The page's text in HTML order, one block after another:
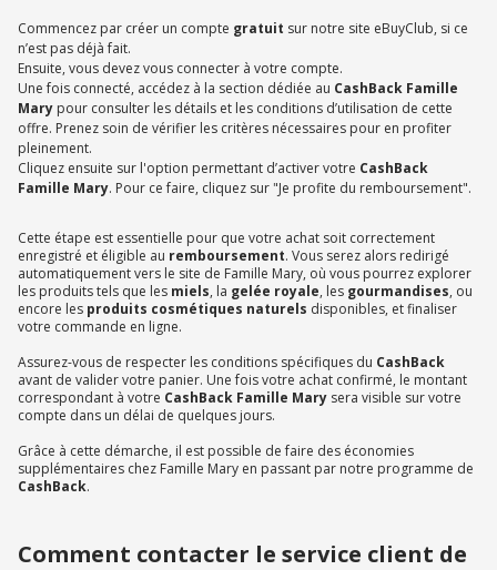
Commencez par créer un compte gratuit sur notre site eBuyClub, si ce
n’est pas déjà fait.
Ensuite, vous devez vous connecter à votre compte.
Une fois connecté, accédez à la section dédiée au CashBack Famille
Mary pour consulter les détails et les conditions d’utilisation de cette
offre. Prenez soin de vérifier les critères nécessaires pour en profiter
pleinement.
Cliquez ensuite sur l'option permettant d’activer votre CashBack
Famille Mary. Pour ce faire, cliquez sur "Je profite du remboursement".
Cette étape est essentielle pour que votre achat soit correctement
enregistré et éligible au remboursement. Vous serez alors redirigé
automatiquement vers le site de Famille Mary, où vous pourrez explorer
les produits tels que les miels, la gelée royale, les gourmandises, ou
encore les produits cosmétiques naturels disponibles, et finaliser
votre commande en ligne.
Assurez-vous de respecter les conditions spécifiques du CashBack
avant de valider votre panier. Une fois votre achat confirmé, le montant
correspondant à votre CashBack Famille Mary sera visible sur votre
compte dans un délai de quelques jours.
Grâce à cette démarche, il est possible de faire des économies
supplémentaires chez Famille Mary en passant par notre programme de
CashBack.
Comment contacter le service client de